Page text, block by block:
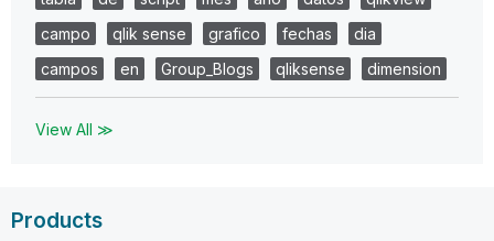
campo
qlik sense grafico fechas
dia
campos
en Group_Blogs qliksense dimension
View All ≫
Products